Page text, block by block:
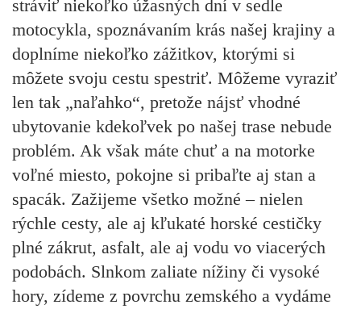
stráviť niekoľko úžasných dní v sedle
motocykla, spoznávaním krás našej krajiny a
doplníme niekoľko zážitkov, ktorými si
môžete svoju cestu spestriť. Môžeme vyraziť
len tak „naľahko“, pretože nájsť vhodné
ubytovanie kdekoľvek po našej trase nebude
problém. Ak však máte chuť a na motorke
voľné miesto, pokojne si pribaľte aj stan a
spacák. Zažijeme všetko možné – nielen
rýchle cesty, ale aj kľukaté horské cestičky
plné zákrut, asfalt, ale aj vodu vo viacerých
podobách. Slnkom zaliate nížiny či vysoké
hory, zídeme z povrchu zemského a vydáme